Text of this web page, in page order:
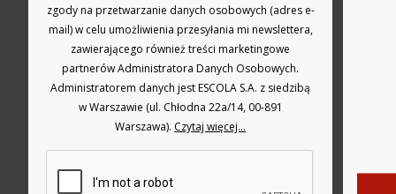
zgody na przetwarzanie danych osobowych (adres e-
mail) w celu umożliwienia przesyłania mi newslettera,
zawierającego również treści marketingowe
partnerów Administratora Danych Osobowych.
Administratorem danych jest ESCOLA S.A. z siedzibą
w Warszawie (ul. Chłodna 22a/14, 00-891
Warszawa). Czytaj więcej...